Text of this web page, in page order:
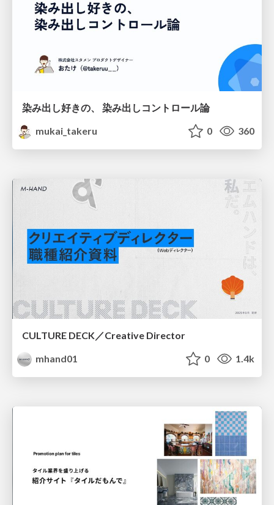
染み出し好きの、 染み出しコントロール論
mukai_takeru
0 360
CULTURE DECK／Creative Director
mhand01
0 1.4k